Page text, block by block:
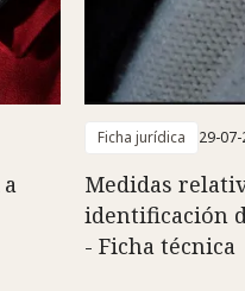
Ficha jurídica 29-
Medidas
identificación
- Ficha técnica